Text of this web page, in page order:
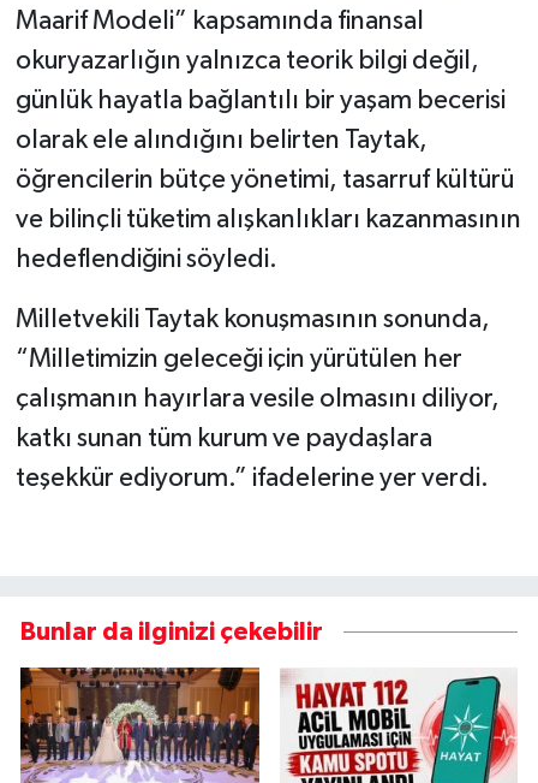
Maarif Modeli” kapsamında finansal
okuryazarlığın yalnızca teorik bilgi değil,
günlük hayatla bağlantılı bir yaşam becerisi
olarak ele alındığını belirten Taytak,
öğrencilerin bütçe yönetimi, tasarruf kültürü
ve bilinçli tüketim alışkanlıkları kazanmasının
hedeflendiğini söyledi.
Milletvekili Taytak konuşmasının sonunda,
“Milletimizin geleceği için yürütülen her
çalışmanın hayırlara vesile olmasını diliyor,
katkı sunan tüm kurum ve paydaşlara
teşekkür ediyorum.” ifadelerine yer verdi.
Bunlar da ilginizi çekebilir